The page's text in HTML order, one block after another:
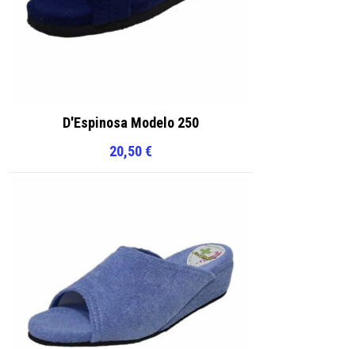
D'Espinosa Modelo 250
20,50€